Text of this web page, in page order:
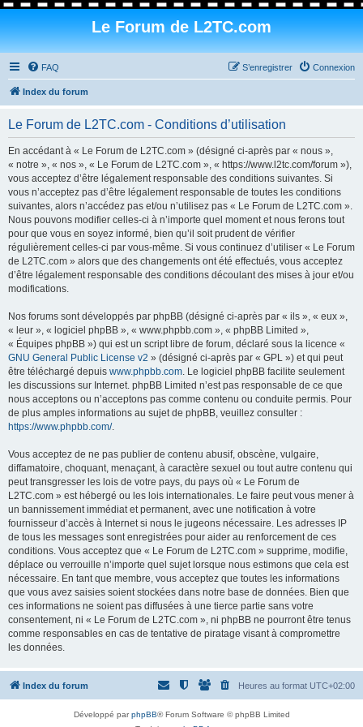
Le Forum de L2TC.com
FAQ Connexion
S’enregistrer
Index du forum
Le Forum de L2TC.com - Conditions d’utilisation
En accédant à « Le Forum de L2TC.com » (désigné ci-après par « nous »,
« notre », « nos », « Le Forum de L2TC.com », « https://www.l2tc.com/forum »),
vous acceptez d’être légalement responsable des conditions suivantes. Si
vous n’acceptez pas d’être légalement responsable de toutes les conditions
suivantes, alors n’accédez pas et/ou n’utilisez pas « Le Forum de L2TC.com ».
Nous pouvons modifier celles-ci à n’importe quel moment et nous ferons tout
pour que vous en soyez informé, bien qu’il soit prudent de vérifier
régulièrement celles-ci par vous-même. Si vous continuez d’utiliser « Le Forum
de L2TC.com » alors que des changements ont été effectués, vous acceptez
d’être légalement responsable des conditions découlant des mises à jour et/ou
modifications.
Nos forums sont développés par phpBB (désigné ci-après par « ils », « eux »,
« leur », « logiciel phpBB », « www.phpbb.com », « phpBB Limited »,
« Équipes phpBB ») qui est un script libre de forum, déclaré sous la licence «
GNU General Public License v2 » (désigné ci-après par « GPL ») et qui peut
être téléchargé depuis www.phpbb.com. Le logiciel phpBB facilite seulement
les discussions sur Internet. phpBB Limited n’est pas responsable de ce que
nous acceptons ou n’acceptons pas comme contenu ou conduite permis. Pour
de plus amples informations au sujet de phpBB, veuillez consulter :
https://www.phpbb.com/.
Vous acceptez de ne pas publier de contenu abusif, obscène, vulgaire,
diffamatoire, choquant, menaçant, à caractère sexuel ou tout autre contenu qui
peut transgresser les lois de votre pays, du pays où « Le Forum de
L2TC.com » est hébergé ou les lois internationales. Le faire peut vous mener à
un bannissement immédiat et permanent, avec une notification à votre
fournisseur d’accès à Internet si nous le jugeons nécessaire. Les adresses IP
de tous les messages sont enregistrées pour aider au renforcement de ces
conditions. Vous acceptez que « Le Forum de L2TC.com » supprime, modifie,
déplace ou verrouille n’importe quel sujet lorsque nous estimons que cela est
nécessaire. En tant que membre, vous acceptez que toutes les informations
que vous avez saisies soient stockées dans notre base de données. Bien que
ces informations ne soient pas diffusées à une tierce partie sans votre
consentement, ni « Le Forum de L2TC.com », ni phpBB ne pourront être tenus
comme responsables en cas de tentative de piratage visant à compromettre
les données.
Index du forum Heures au format UTC+02:00
Développé parphpBB® Forum Software © phpBB Limited